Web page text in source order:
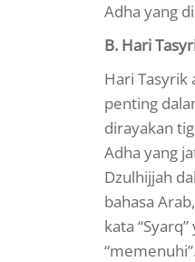
Adha yang
B. Hari
Hari Tasyrik
penting
dirayakan
Adha yang
Dzulhijjah
bahasa
kata